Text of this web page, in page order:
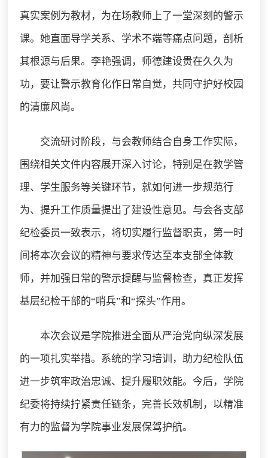
真实案例为教材，为在场教师上了一堂深刻的警示
课。她直面导学关系、学术不端等痛点问题，剖析
其根源与后果。李艳强调，师德建设贵在久久为
功，要让警示教育化作日常自觉，共同守护好校园
的清廉风尚。
交流研讨阶段，与会教师结合自身工作实际，
围绕相关文件内容展开深入讨论，特别是在教学管
理、学生服务等关键环节，就如何进一步规范行
为、提升工作质量提出了建设性意见。与会各支部
纪检委员一致表示，将切实履行监督职责，第一时
间将本次会议的精神与要求传达至本支部全体教
师，并加强日常的警示提醒与监督检查，真正发挥
基层纪检干部的“哨兵”和“探头”作用。
本次会议是学院推进全面从严治党向纵深发展
的一项扎实举措。系统的学习培训，助力纪检队伍
进一步筑牢政治忠诚、提升履职效能。今后，学院
纪委将持续拧紧责任链条，完善长效机制，以精准
有力的监督为学院事业发展保驾护航。